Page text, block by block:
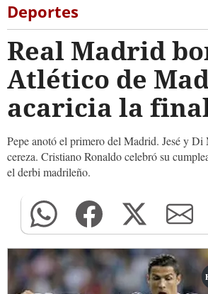
Deportes
Real Madrid
Atlético de
acaricia la
Pepe anotó el primero del Madrid. Jesé y Di
cereza. Cristiano Ronaldo celebró su
el derbi madrileño.